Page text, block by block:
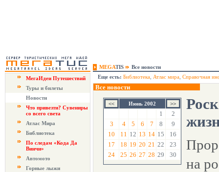
MEGATIS
Все новости
МегаИдеи Путешествий
Туры и билеты
Новости
Что привезти? Сувениры
со всего света
Атлас Мира
Библиотека
По следам «Кода Да
Винчи»
Автомото
Горные лыжи
Еще есть: Библиотека Атлас мира Справочная
Все новости
Июнь 2002
1
2
3
4 5 6 7 8
9
10
11 12 13 14 15
16
17
18 19 20 21 22
23
24
25 26 27 28 29 30
на